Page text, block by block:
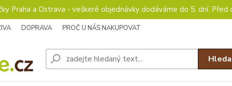
Praha a Ostrava - veškeré objednávky dodáváme do 5. dní.
DOPRAVA PROČ U NÁS NAKUPOVAT